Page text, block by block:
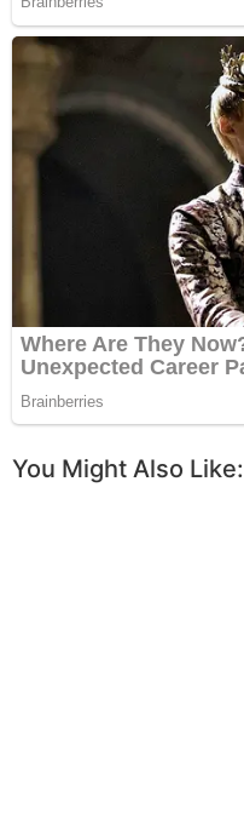
You Might Also Like: